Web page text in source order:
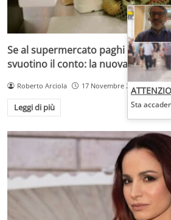
Se al supermercato paghi col
svuotino il conto: la nuova
Roberto Arciola 17 Novembre 2025
Leggi di più Sta